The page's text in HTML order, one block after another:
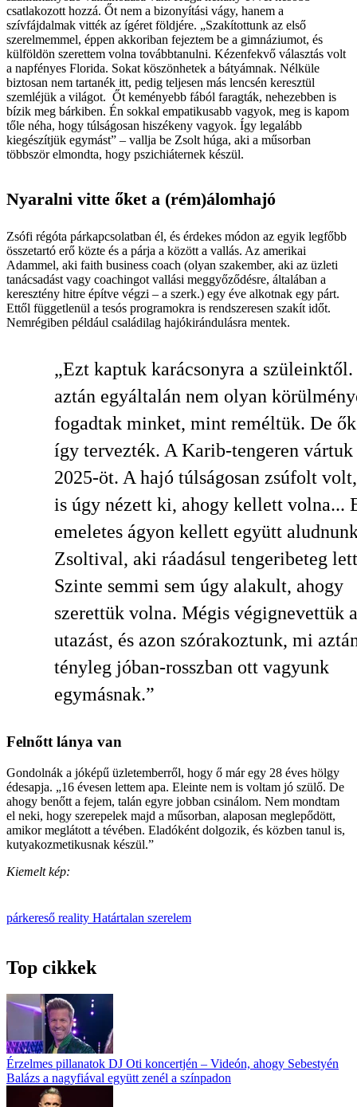
csatlakozott hozzá. Őt nem a bizonyítási vágy, hanem a
szívfájdalmak vitték az ígéret földjére. „Szakítottunk az első
szerelmemmel, éppen akkoriban fejeztem be a gimnáziumot, és
külföldön szerettem volna továbbtanulni. Kézenfekvő választás volt
a napfényes Florida. Sokat köszönhetek a bátyámnak. Nélküle
biztosan nem tartanék itt, pedig teljesen más lencsén keresztül
szemléjük a világot. Őt keményebb fából faragták, nehezebben is
bízik meg bárkiben. Én sokkal empatikusabb vagyok, meg is kapom
tőle néha, hogy túlságosan hiszékeny vagyok. Így legalább
kiegészítjük egymást” – vallja be Zsolt húga, aki a műsorban
többször elmondta, hogy pszichiáternek készül.
Nyaralni vitte őket a (rém)álomhajó
Zsófi régóta párkapcsolatban él, és érdekes módon az egyik legfőbb
összetartó erő közte és a párja a között a vallás. Az amerikai
Adammel, aki faith business coach (olyan szakember, aki az üzleti
tanácsadást vagy coachingot vallási meg­győződésre, általában a
keresztény hitre építve végzi – a szerk.) egy éve alkotnak egy párt.
Ettől függetlenül a tesós programokra is rendszeresen szakít időt.
Nemrégiben például családilag hajókirándulásra mentek.
„Ezt kaptuk karácsonyra a
aztán egyáltalán nem olyan
fogadtak minket, mint reméltük. De
így tervezték. A Karib-tengeren vártuk
2025-öt. A hajó túlságosan zsúfolt
is úgy nézett ki, ahogy kellett volna...
emeletes ágyon kellett együtt
Zsoltival, aki ráadásul tengeribeteg
Szinte semmi sem úgy alakult, ahogy
szerettük volna. Mégis végignevettük
utazást, és azon szórakoztunk, mi
tényleg jóban-rosszban ott vagyunk
egymásnak.”
Felnőtt lánya van
Gondolnák a jóképű üzletemberről, hogy ő már egy 28 éves hölgy
édesapja. „16 évesen lettem apa. Eleinte nem is voltam jó szülő. De
ahogy benőtt a fejem, talán egyre jobban csinálom. Nem mondtam
el neki, hogy szerepelek majd a műsorban, alaposan meglepődött,
amikor meglátott a tévében. Eladóként dolgozik, és közben tanul is,
kutyakozmetikusnak készül.”
Kiemelt kép:
párkereső reality Határtalan szerelem
Top cikkek
Érzelmes pillanatok DJ Oti koncertjén – Videón, ahogy Sebestyén
Balázs a nagyfiával együtt zenél a színpadon